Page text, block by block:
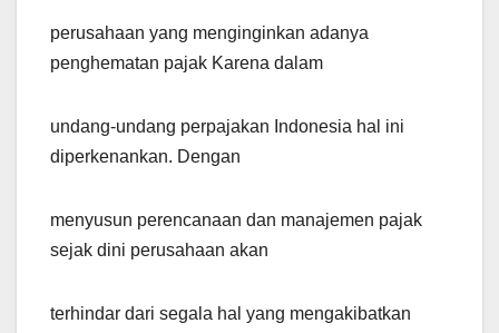
perusahaan yang menginginkan adanya
penghematan pajak Karena dalam
undang-undang perpajakan Indonesia hal ini
diperkenankan. Dengan
menyusun perencanaan dan manajemen pajak
sejak dini perusahaan akan
terhindar dari segala hal yang mengakibatkan